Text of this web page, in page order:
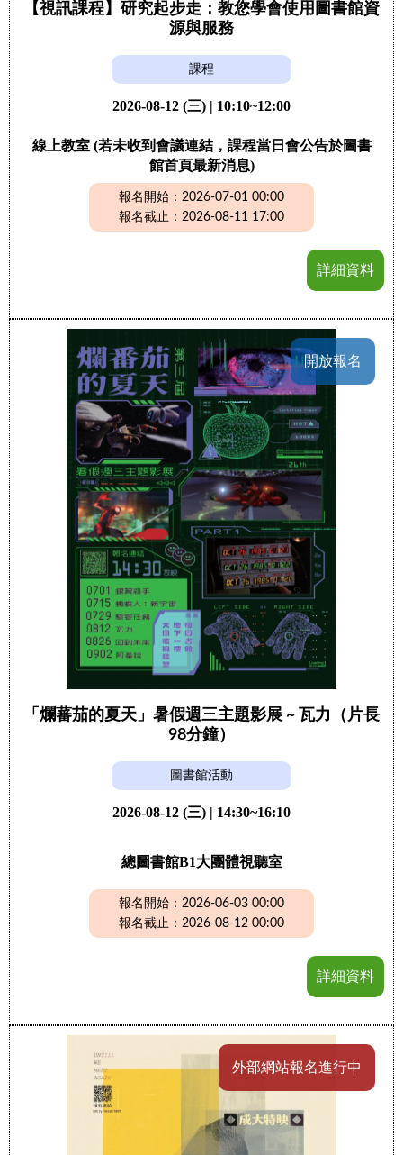
【視訊課程】研究起步走：教您學會使用圖書館資
源與服務
課程
2026-08-12 (三) | 10:10~12:00
線上教室 (若未收到會議連結，課程當日會公告於圖書
館首頁最新消息)
報名開始：2026-07-01 00:00
報名截止：2026-08-11 17:00
詳細資料
開放報名
「爛蕃茄的夏天」暑假週三主題影展 ~ 瓦力（片長
98分鐘）
圖書館活動
2026-08-12 (三) | 14:30~16:10
總圖書館B1大團體視聽室
報名開始：2026-06-03 00:00
報名截止：2026-08-12 00:00
詳細資料
外部網站報名進行中